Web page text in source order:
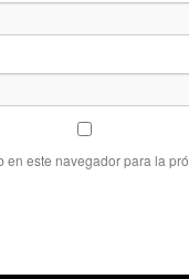
este navegador para la